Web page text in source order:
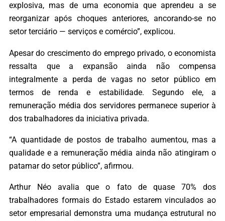
explosiva, mas de uma economia que aprendeu a se
reorganizar após choques anteriores, ancorando-se no
setor terciário — serviços e comércio”, explicou.
Apesar do crescimento do emprego privado, o economista
ressalta que a expansão ainda não compensa
integralmente a perda de vagas no setor público em
termos de renda e estabilidade. Segundo ele, a
remuneração média dos servidores permanece superior à
dos trabalhadores da iniciativa privada.
“A quantidade de postos de trabalho aumentou, mas a
qualidade e a remuneração média ainda não atingiram o
patamar do setor público”, afirmou.
Arthur Néo avalia que o fato de quase 70% dos
trabalhadores formais do Estado estarem vinculados ao
setor empresarial demonstra uma mudança estrutural no